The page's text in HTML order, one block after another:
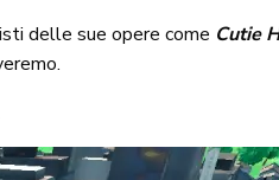
delle sue opere come Cutie